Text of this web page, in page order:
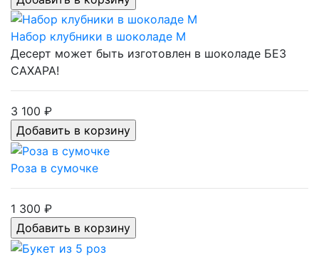
Набор клубники в шоколаде M
Десерт может быть изготовлен в шоколаде БЕЗ
САХАРА!
3 100 ₽
Роза в сумочке
1 300 ₽